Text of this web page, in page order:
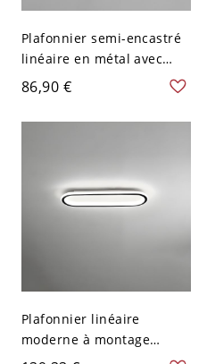
Plafonnier semi-encastré
linéaire en métal avec
abat-jour en gel de silice
pour usage résidentiel -
110 V-120 V Noir 59,69 cm
86,90 €
Plafonnier linéaire
moderne à montage
encastré avec abat-jour